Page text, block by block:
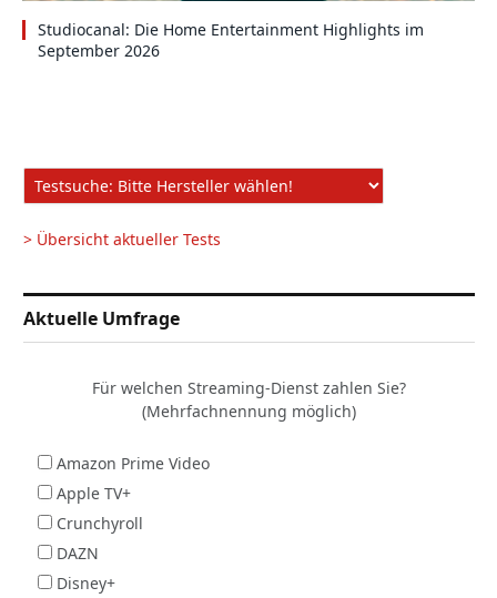
Studiocanal: Die Home Entertainment Highlights im
September 2026
> Übersicht aktueller Tests
Aktuelle Umfrage
Für welchen Streaming-Dienst zahlen Sie?
(Mehrfachnennung möglich)
Amazon Prime Video
Apple TV+
Crunchyroll
DAZN
Disney+